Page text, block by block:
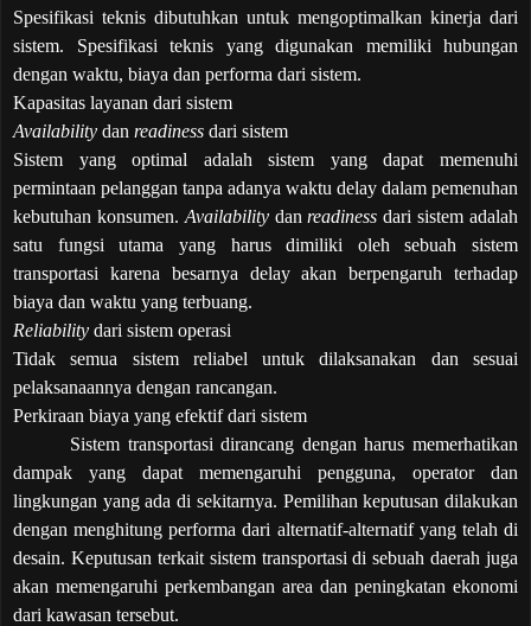
Spesifikasi teknis dibutuhkan untuk mengoptimalkan kinerja dari
sistem. Spesifikasi teknis yang digunakan memiliki hubungan
dengan waktu, biaya dan performa dari sistem.
Kapasitas layanan dari sistem
Availability dan readiness dari sistem
Sistem yang optimal adalah sistem yang dapat memenuhi
permintaan pelanggan tanpa adanya waktu delay dalam pemenuhan
kebutuhan konsumen. Availability danreadiness dari sistem adalah
satu fungsi utama yang harus dimiliki oleh sebuah sistem
transportasi karena besarnya delay akan berpengaruh terhadap
biaya dan waktu yang terbuang.
Reliability dari sistem operasi
Tidak semua sistem reliabel untuk dilaksanakan dan sesuai
pelaksanaannya dengan rancangan.
Perkiraan biaya yang efektif dari sistem
Sistem transportasi dirancang dengan harus memerhatikan
dampak yang dapat memengaruhi pengguna, operator dan
lingkungan yang ada di sekitarnya. Pemilihan keputusan dilakukan
dengan menghitung performa dari alternatif-alternatif yang telah di
desain. Keputusan terkait sistem transportasi di sebuah daerah juga
akan memengaruhi perkembangan area dan peningkatan ekonomi
dari kawasan tersebut.